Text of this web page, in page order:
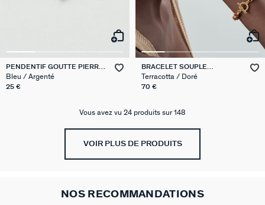
PENDENTIF GOUTTE PIERRE
NATURELLE TALISMANS
Bleu / Argenté
25 €
BRACELET SOUPLE
GAMBETTA
Terracotta / Doré
70 €
Vous avez vu 24 produits sur 148
VOIR PLUS DE PRODUITS
NOS RECOMMANDATIONS